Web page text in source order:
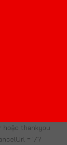
hoặc thankyou
= '/?